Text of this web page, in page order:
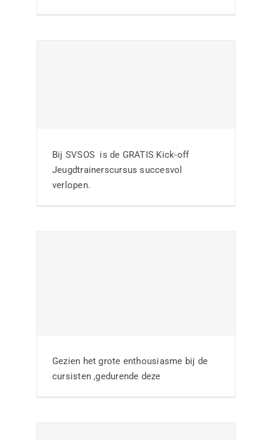
Bij SVSOS is de GRATIS Kick-off
Jeugdtrainerscursus succesvol
verlopen.
jeugdtrainerscursus
bij RKSV de Ster
Gezien het grote enthousiasme bij de
cursisten ,gedurende deze
over de Wiel
Coerver visie